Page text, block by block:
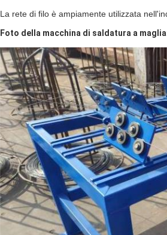
La rete di filo è ampiamente utilizzata
Foto della macchina di saldatura a